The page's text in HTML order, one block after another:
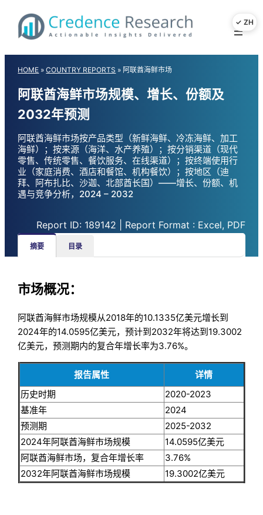
content
HOME »COUNTRY REPORTS » 阿联酋海鲜市场
阿联酋海鲜市场规模、增长、份额及
2032年预测
阿联酋海鲜市场按产品类型（新鲜海鲜、冷冻海鲜、加工
海鲜）；按来源（海洋、水产养殖）；按分销渠道（现代
零售、传统零售、餐饮服务、在线渠道）；按终端使用行
业（家庭消费、酒店和餐馆、机构餐饮）；按地区（迪
拜、阿布扎比、沙迦、北部酋长国）——增长、份额、机
遇与竞争分析，2024 – 2032
Report ID: 189142 | Report Format : Excel, PDF
摘要 目录
市场概况：
阿联酋海鲜市场规模从2018年的10.1335亿美元增长到
2024年的14.0595亿美元，预计到2032年将达到19.3002
亿美元，预测期内的复合年增长率为3.76%。
报告属性
详情
历史时期
2020-2023
基准年
2024
预测期
2025-2032
2024年阿联酋海鲜市场规模
14.0595亿美元
阿联酋海鲜市场，复合年增长率
3.76%
2032年阿联酋海鲜市场规模
19.3002亿美元